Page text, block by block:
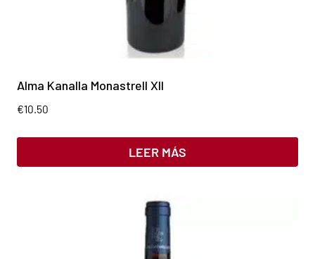
Alma Kanalla Monastrell XII
€10.50
LEER MÁS